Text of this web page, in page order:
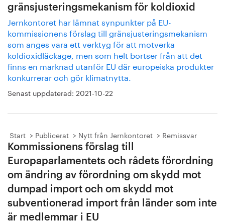
gränsjusteringsmekanism för koldioxid
Jernkontoret har lämnat synpunkter på EU-
kommissionens förslag till gränsjusteringsmekanism
som anges vara ett verktyg för att motverka
koldioxidläckage, men som helt bortser från att det
finns en marknad utanför EU där europeiska produkter
konkurrerar och gör klimatnytta.
Senast uppdaterad: 2021-10-22
Start Publicerat Nytt från Jernkontoret Remissvar
Kommissionens förslag till
Europaparlamentets och rådets förordning
om ändring av förordning om skydd mot
dumpad import och om skydd mot
subventionerad import från länder som inte
är medlemmar i EU